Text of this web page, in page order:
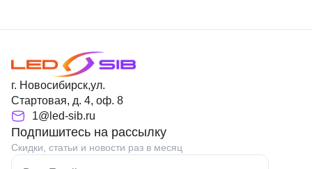
г. Новосибирск,ул.
Стартовая, д. 4, оф. 8
1@led-sib.ru
Подпишитесь на рассылку
Скидки, статьи и новости раз в месяц